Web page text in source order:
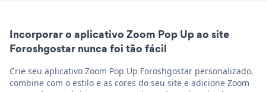
Incorporar o aplicativo Zoom Pop Up ao site
Foroshgostar nunca foi tão fácil
Crie seu aplicativo Zoom Pop Up Foroshgostar personalizado,
combine com o estilo e as cores do seu site e adicione Zoom